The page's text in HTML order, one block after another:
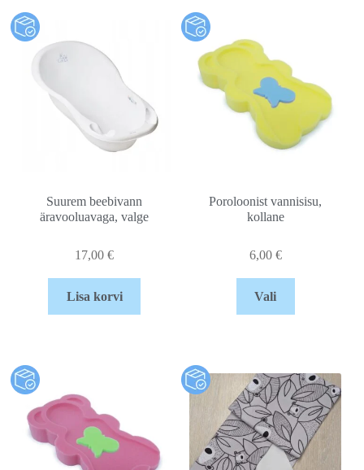
Suurem beebivann
äravooluavaga, valge
17,00€
Lisa korvi
Poroloonist vannisisu,
kollane
6,00 €
Vali